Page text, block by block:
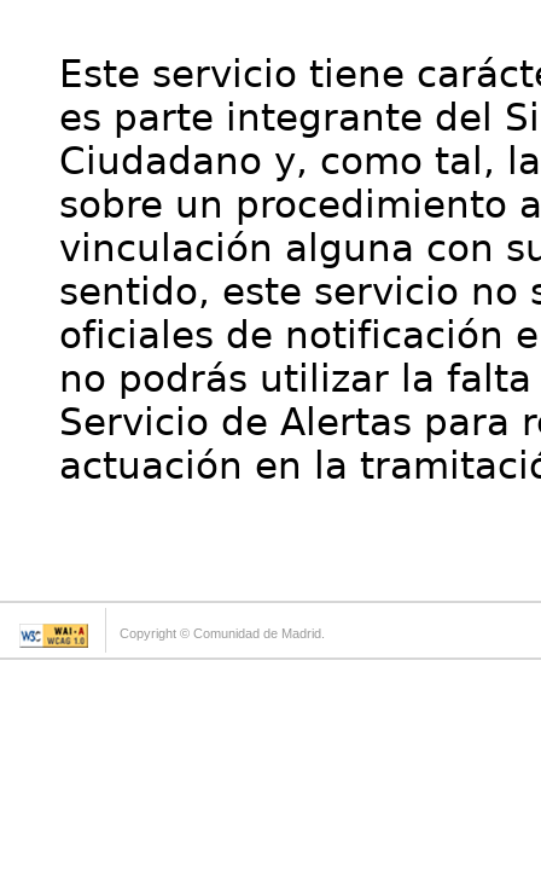
Este servicio tiene
es parte integrante del
Ciudadano y, como tal,
sobre un procedimiento
vinculación alguna con
sentido, este servicio no
oficiales de notificación
no podrás utilizar la
Servicio de Alertas para
actuación en la
Copyright © Comunidad de Madrid.